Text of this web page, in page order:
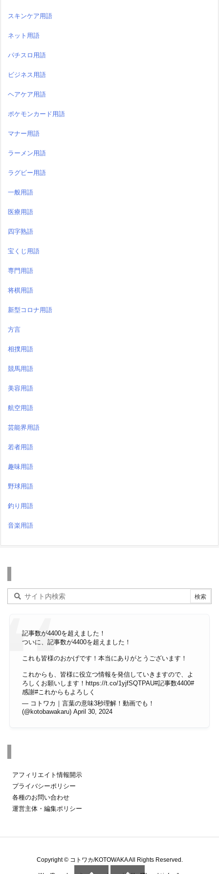
スキンケア用語
ネット用語
パチスロ用語
ビジネス用語
ヘアケア用語
ポケモンカード用語
マナー用語
ラーメン用語
ラグビー用語
一般用語
医療用語
四字熟語
宝くじ用語
専門用語
将棋用語
新型コロナ用語
方言
相撲用語
競馬用語
美容用語
航空用語
芸能界用語
若者用語
趣味用語
野球用語
釣り用語
音楽用語
記事数が4400を超えました！
ついに、記事数が4400を超えました！
これも皆様のおかげです！本当にありがとうございます！
これからも、皆様に役立つ情報を発信していきますので、よ
ろしくお願いします！ https://t.co/1yjfSQTPAU#記事数4400#
感謝#これからもよろしく
— コトワカ｜言葉の意味3秒理解！動画でも！
(@kotobawakaru) April 30, 2024
アフィリエイト情報開示
プライバシーポリシー
各種のお問い合わせ
運営主体・編集ポリシー
Copyright © コトワカ/KOTOWAKAAll Rights Reserved.